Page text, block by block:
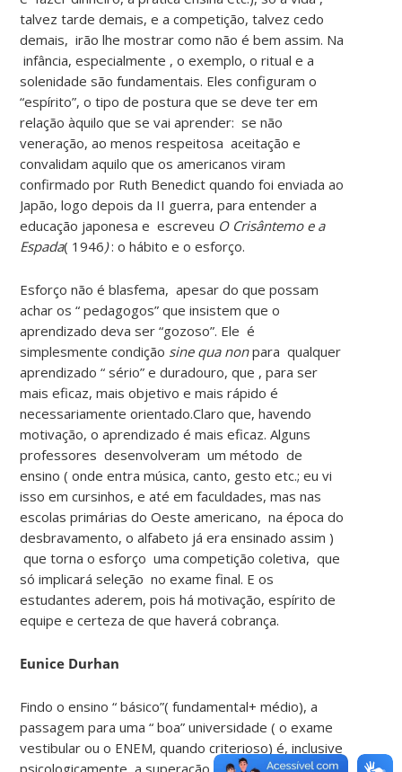
talvez tarde demais, e a competição, talvez cedo
demais, irão lhe mostrar como não é bem assim. Na
infância, especialmente , o exemplo, o ritual e a
solenidade são fundamentais. Eles configuram o
“espírito”, o tipo de postura que se deve ter em
relação àquilo que se vai aprender: se não
veneração, ao menos respeitosa aceitação e
convalidam aquilo que os americanos viram
confirmado por Ruth Benedict quando foi enviada ao
Japão, logo depois da II guerra, para entender a
educação japonesa e escreveu O Crisântemo e a
Espada( 1946): o hábito e o esforço.
Esforço não é blasfema, apesar do que possam
achar os “ pedagogos” que insistem que o
aprendizado deva ser “gozoso”. Ele é
simplesmente condição sine qua nonpara qualquer
aprendizado “ sério” e duradouro, que , para ser
mais eficaz, mais objetivo e mais rápido é
necessariamente orientado.Claro que, havendo
motivação, o aprendizado é mais eficaz. Alguns
professores desenvolveram um método de
ensino ( onde entra música, canto, gesto etc.; eu vi
isso em cursinhos, e até em faculdades, mas nas
escolas primárias do Oeste americano, na época do
desbravamento, o alfabeto já era ensinado assim )
que torna o esforço uma competição coletiva, que
só implicará seleção no exame final. E os
estudantes aderem, pois há motivação, espírito de
equipe e certeza de que haverá cobrança.
Eunice Durhan
Findo o ensino “ básico”( fundamental+ médio), a
passagem para uma “ boa” universidade ( o exame
vestibular ou o ENEM, quando criterioso) é, inclusive
psicologicamente, a superação de uma etapa do